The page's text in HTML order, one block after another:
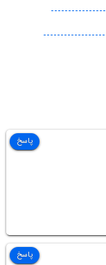
پاسخ
پاسخ